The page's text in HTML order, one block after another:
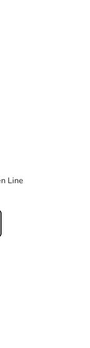
Line